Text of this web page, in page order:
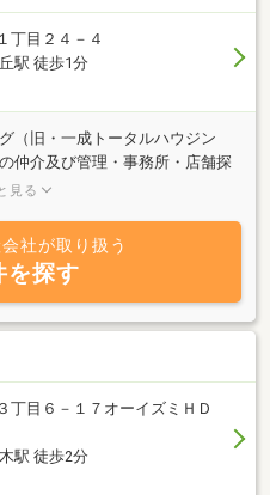
丁目２４－４
駅 徒歩1分
（旧・一成トータルハウジン
仲介及び管理・事務所・店舗探
します。首都圏の売買・賃貸物
軽にお問い合わせ下さい。又、
営のコンサルティングも承って
見る
社が取り扱う
を探す
丁目６－１７オーイズミＨＤ
駅 徒歩2分